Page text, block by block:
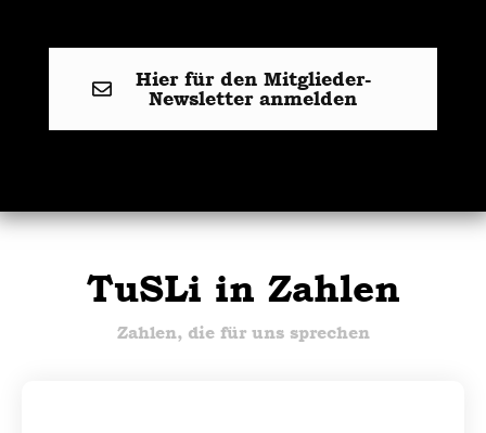
Hier für den Mitglieder-
Newsletter anmelden
TuSLi in Zahlen
Zahlen, die für uns sprechen